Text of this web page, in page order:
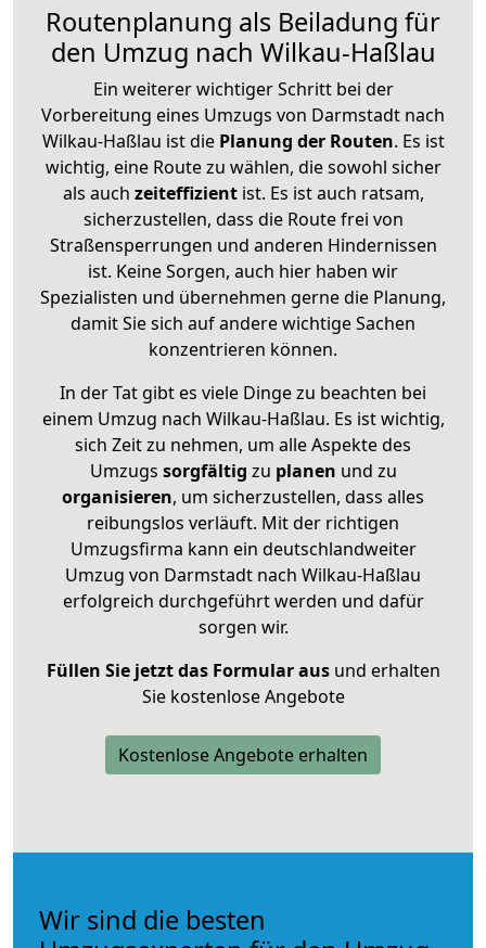
Routenplanung als Beiladung für
den Umzug nach Wilkau-Haßlau
Ein weiterer wichtiger Schritt bei der
Vorbereitung eines Umzugs von Darmstadt nach
Wilkau-Haßlau ist diePlanung der Routen. Es ist
wichtig, eine Route zu wählen, die sowohl sicher
als auch zeiteffizientist. Es ist auch ratsam,
sicherzustellen, dass die Route frei von
Straßensperrungen und anderen Hindernissen
ist. Keine Sorgen, auch hier haben wir
Spezialisten und übernehmen gerne die Planung,
damit Sie sich auf andere wichtige Sachen
konzentrieren können.
In der Tat gibt es viele Dinge zu beachten bei
einem Umzug nach Wilkau-Haßlau. Es ist wichtig,
sich Zeit zu nehmen, um alle Aspekte des
Umzugs sorgfältig zu planen und zu
organisieren, um sicherzustellen, dass alles
reibungslos verläuft. Mit der richtigen
Umzugsfirma kann ein deutschlandweiter
Umzug von Darmstadt nach Wilkau-Haßlau
erfolgreich durchgeführt werden und dafür
sorgen wir.
Füllen Sie jetzt das Formular ausund erhalten
Sie kostenlose Angebote
Kostenlose Angebote erhalten
Wir sind die besten